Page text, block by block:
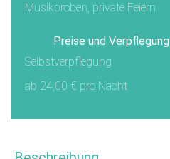
Musikproben, private Feiern
Preise und Verpflegung
Selbstverpflegung
ab 24,00 € pro Nacht